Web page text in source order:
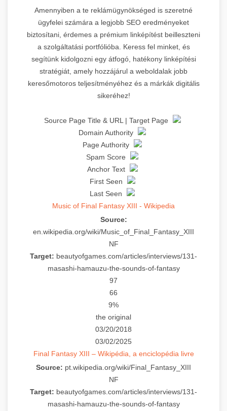
Amennyiben a te reklámügynökséged is szeretné
ügyfelei számára a legjobb SEO eredményeket
biztosítani, érdemes a prémium linképítést beilleszteni
a szolgáltatási portfólióba. Keress fel minket, és
segítünk kidolgozni egy átfogó, hatékony linképítési
stratégiát, amely hozzájárul a weboldalak jobb
keresőmotoros teljesítményéhez és a márkák digitális
sikeréhez!
Source Page Title & URL | Target Page
Domain Authority
Page Authority
Spam Score
Anchor Text
First Seen
Last Seen
Music of Final Fantasy XIII - Wikipedia
Source:
en.wikipedia.org/wiki/Music_of_Final_Fantasy_XIII
NF
Target: beautyofgames.com/articles/interviews/131-
masashi-hamauzu-the-sounds-of-fantasy
97
66
9%
the original
03/20/2018
03/02/2025
Final Fantasy XIII – Wikipédia, a enciclopédia livre
Source: pt.wikipedia.org/wiki/Final_Fantasy_XIII
NF
Target: beautyofgames.com/articles/interviews/131-
masashi-hamauzu-the-sounds-of-fantasy